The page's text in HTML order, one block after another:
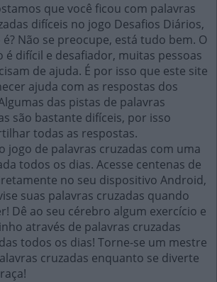
que você ficou com palavras
difíceis no jogo Desafios Diários,
é? Não se preocupe, está tudo bem. O
é difícil e desafiador, muitas pessoas
de ajuda. É por isso que este site
ajuda com as respostas dos
das pistas de palavras
são bastante difíceis, por isso
todas as respostas.
jogo de palavras cruzadas com uma
todos os dias. Acesse centenas de
no seu dispositivo Android,
suas palavras cruzadas quando
Dê ao seu cérebro algum exercício e
através de palavras cruzadas
todos os dias! Torne-se um mestre
cruzadas enquanto se diverte